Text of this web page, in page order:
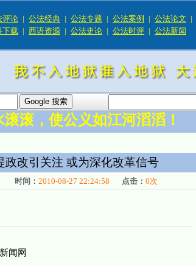
评论 | 公法经典 | 公法专题 | 公法案例 | 公法论文 |
下载 | 西语资源 | 公法史论 | 公法时评 | 公法新闻
滚，使公义如江河滔滔！
政改引关注 或为深化改革信号
时间： 2010-08-27 22:24:58 点击： 0次
新闻网